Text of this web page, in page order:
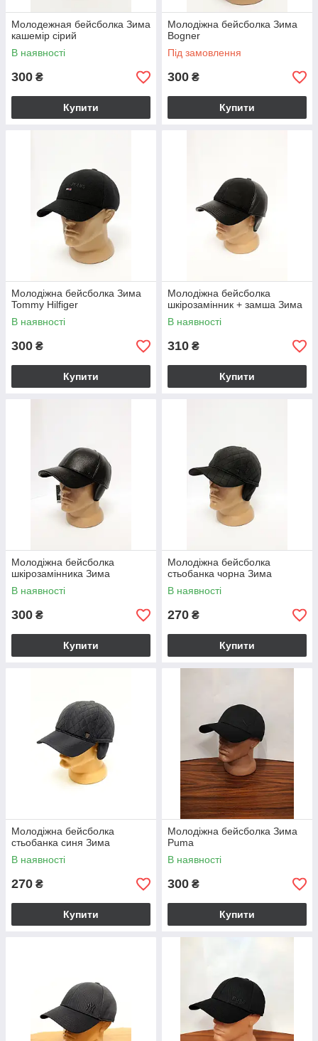
Молодежная бейсболка Зима
кашемір сірий
В наявності
300 ₴
Купити
Молодіжна бейсболка Зима
Bogner
Під замовлення
300 ₴
Купити
Молодіжна бейсболка Зима
Tommy Hilfiger
В наявності
300 ₴
Купити
Молодіжна бейсболка
шкірозамінник + замша Зима
В наявності
310 ₴
Купити
Молодіжна бейсболка
шкірозамінника Зима
В наявності
300 ₴
Купити
Молодіжна бейсболка
стьобанка чорна Зима
В наявності
270 ₴
Купити
Молодіжна бейсболка
стьобанка синя Зима
В наявності
270 ₴
Купити
Молодіжна бейсболка Зима
Puma
В наявності
300 ₴
Купити